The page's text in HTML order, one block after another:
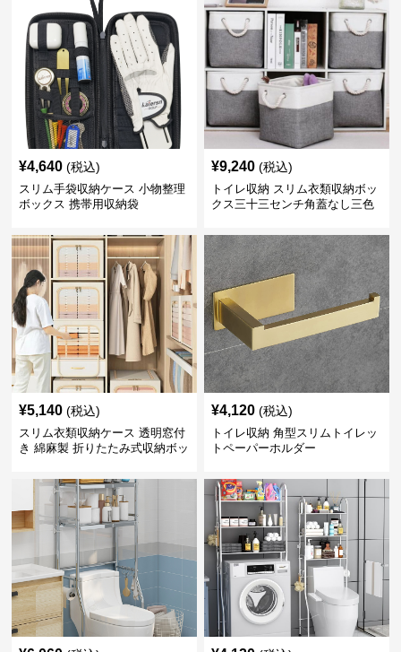
¥4,640 (税込)
スリム手袋収納ケース 小物整理
ボックス 携帯用収納袋
¥9,240 (税込)
トイレ収納 スリム衣類収納ボッ
クス三十三センチ角蓋なし三色
¥5,140 (税込)
スリム衣類収納ケース 透明窓付
き 綿麻製 折りたたみ式収納ボッ
¥4,120 (税込)
トイレ収納 角型スリムトイレッ
トペーパーホルダー